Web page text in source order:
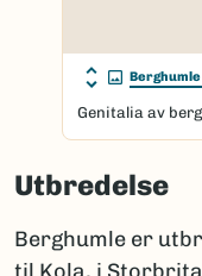
Berghumle
Genitalia av
Utbredelse
Berghumle er